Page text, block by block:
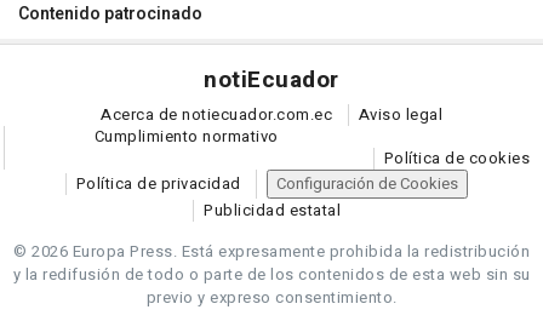
Contenido patrocinado
notiEcuador
Acerca de notiecuador.com.ec
Aviso legal
Cumplimiento normativo
Política de cookies
Política de privacidad
Configuración de Cookies
Publicidad estatal
© 2026 Europa Press. Está expresamente prohibida la redistribución
y la redifusión de todo o parte de los contenidos de esta web sin su
previo y expreso consentimiento.